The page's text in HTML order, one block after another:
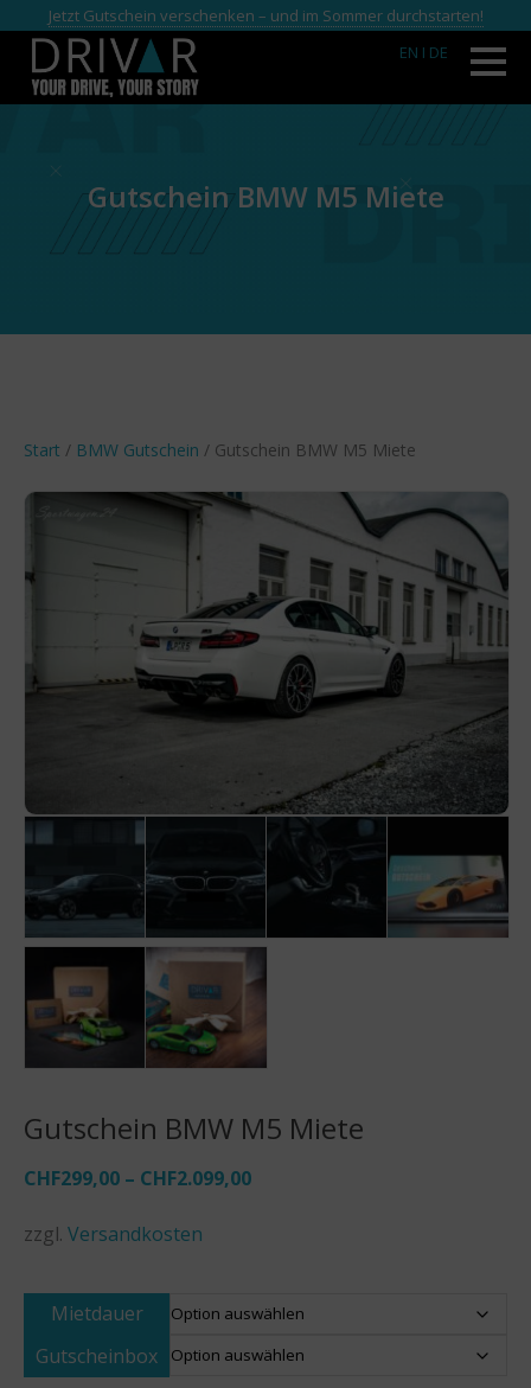
Jetzt Gutschein verschenken – und im Sommer durchstarten!
EN I DE
Gutschein BMW M5 Miete
Start / BMW Gutschein / Gutschein BMW M5 Miete
Gutschein BMW M5 Miete
CHF299,00 – CHF2.099,00
zzgl. Versandkosten
Mietdauer
Gutscheinbox